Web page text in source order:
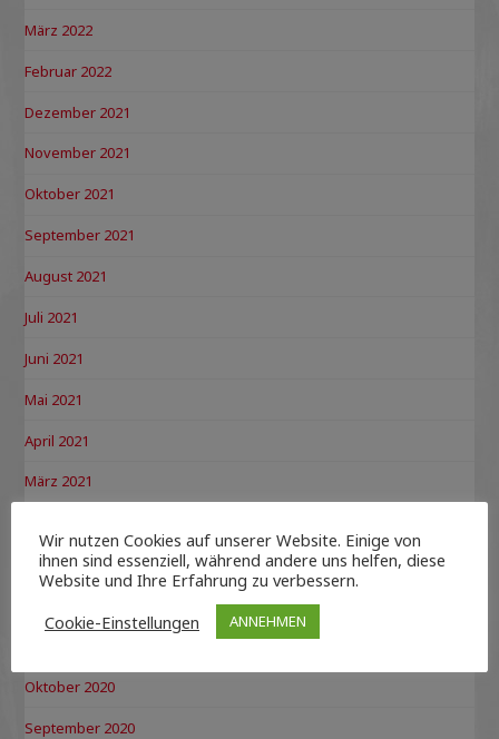
März 2022
Februar 2022
Dezember 2021
November 2021
Oktober 2021
September 2021
August 2021
Juli 2021
Juni 2021
Mai 2021
April 2021
März 2021
Januar 2021
Oktober 2020
September 2020
Wir nutzen Cookies auf unserer Website. Einige von
ihnen sind essenziell, während andere uns helfen, diese
Website und Ihre Erfahrung zu verbessern.
Cookie-Einstellungen
ANNEHMEN